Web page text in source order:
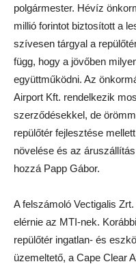
polgármester. Hévíz
millió forintot biztosított a
szívesen tárgyal a
függ, hogy a jövőben
együttműködni. Az
Airport Kft. rendelkezik
szerződésekkel, de
repülőtér fejlesztése
növelése és az
hozzá Papp Gábor.
A felszámoló Vectigalis
elérnie az MTI-nek.
repülőtér ingatlan- és
üzemeltető, a Cape Clear